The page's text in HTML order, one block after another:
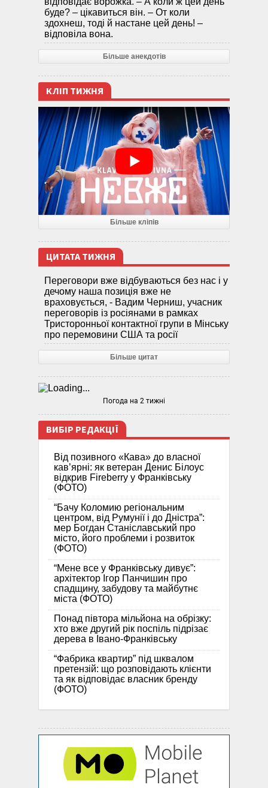
буде? – цікавиться він. – От коли
здохнеш, тоді й настане цей день! –
відповіла вона.
Більше анекдотів
КЛІП ТИЖНЯ
Більше кліпів
ЦИТАТА ТИЖНЯ
Переговори вже відбуваються без нас і у
дечому наша позиція вже не
враховується, - Вадим Черниш, учасник
переговорів із росіянами в рамках
Тристоронньої контактної групи в Мінську
про перемовини США та росії
Більше цитат
Погода на 2 тижні
ВИБІР РЕДАКЦІЇ
Від позивного «Кава» до власної
кав’ярні: як ветеран Денис Білоус
відкрив Fireberry у Франківську
(ФОТО)
“Бачу Коломию регіональним
центром, від Румунії і до Дністра”:
мер Богдан Станіславський про
місто, його проблеми і розвиток
(ФОТО)
“Мене все у Франківську дивує”:
архітектор Ігор Панчишин про
спадщину, забудову та майбутнє
міста (ФОТО)
Понад півтора мільйона на обрізку:
хто вже другий рік поспіль підрізає
дерева в Івано-Франківську
“Фабрика квартир” під шквалом
претензій: що розповідають клієнти
та як відповідає власник бренду
(ФОТО)